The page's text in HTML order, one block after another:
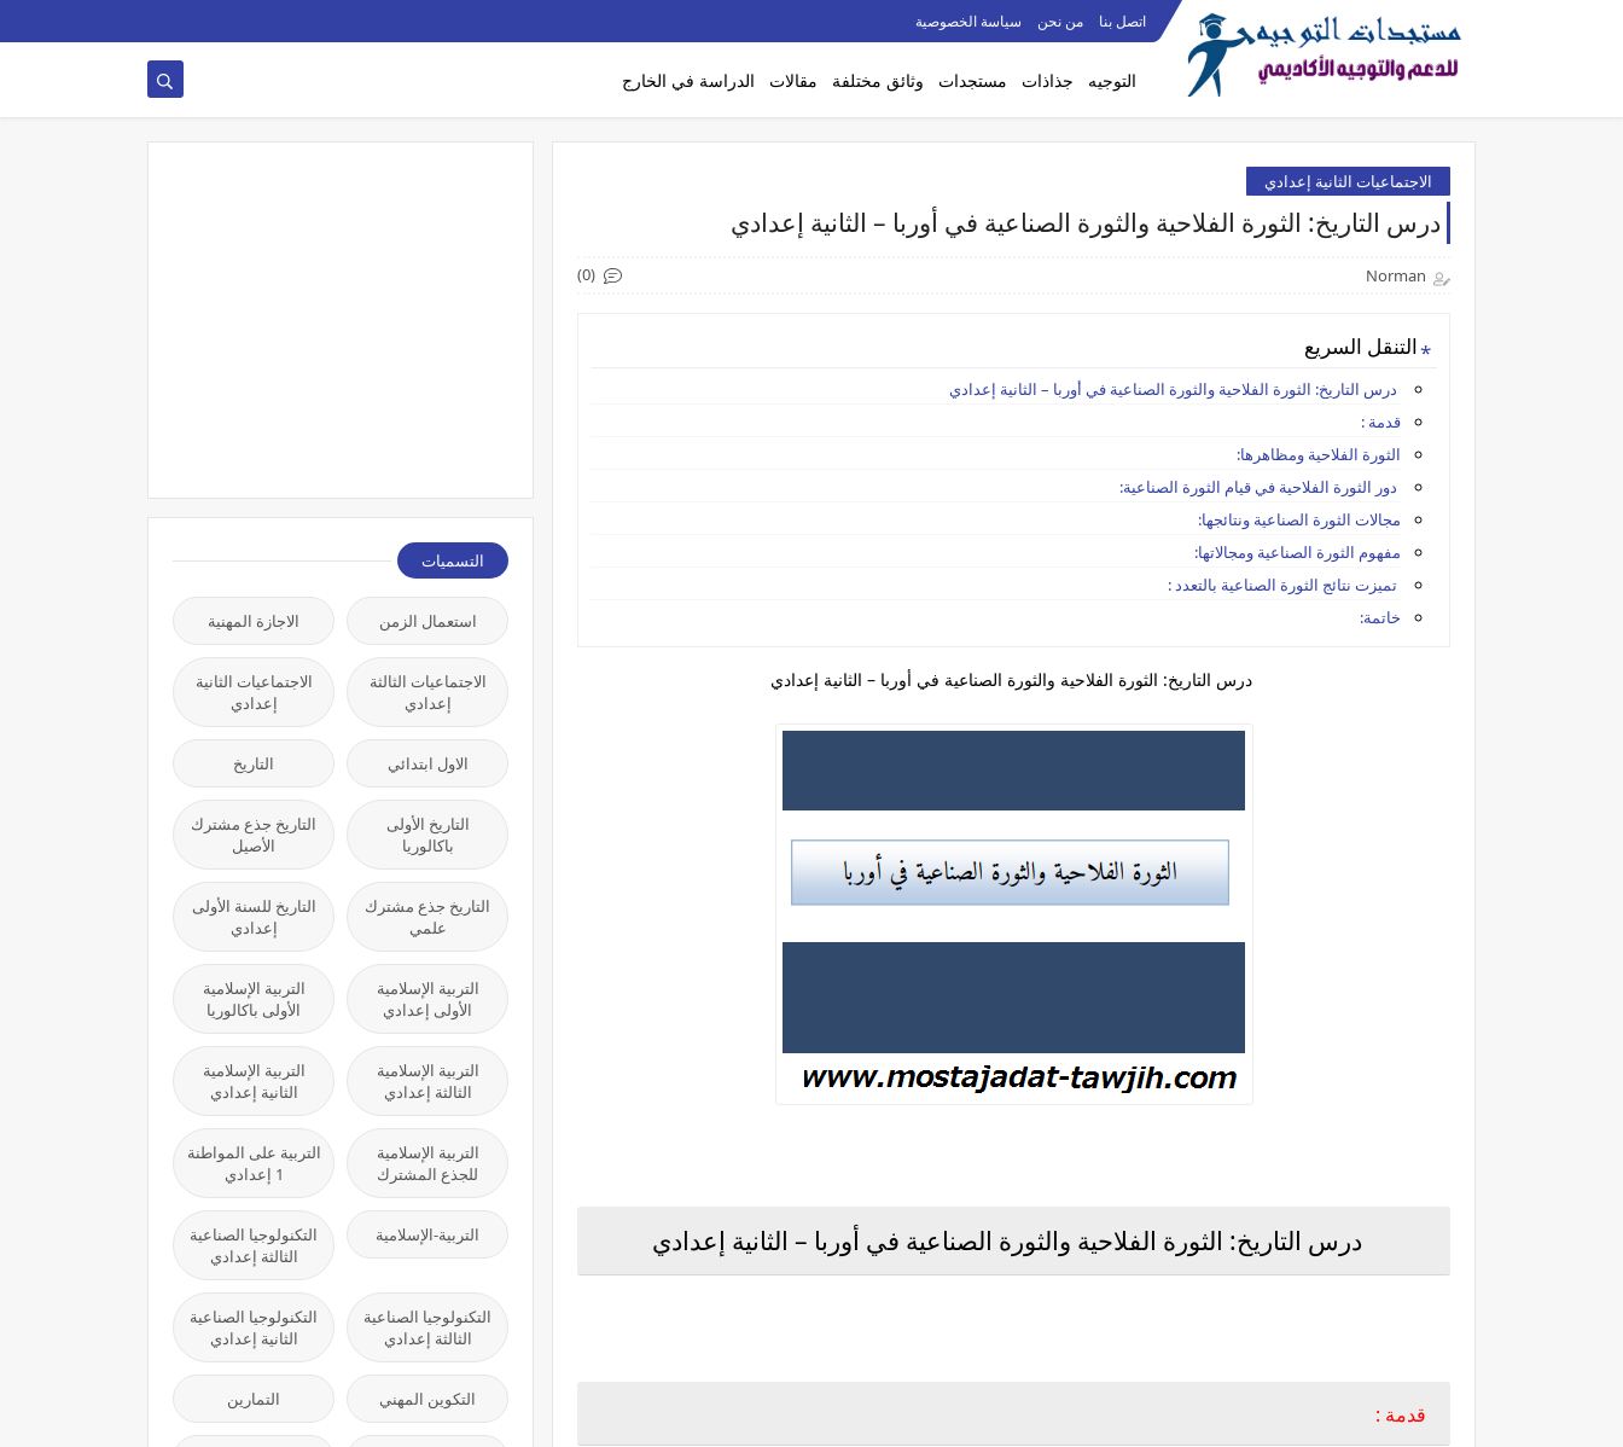
اتصل بنا من نحن سياسة الخصوصية
التوجيه جذاذات مستجدات وثائق مختلفة مقالات الدراسة في الخارج
الاجتماعيات الثانية إعدادي
درس التاريخ: الثورة الفلاحية والثورة الصناعية في أوربا – الثانية إعدادي
Norman
(0)
التنقل السريع
درس التاريخ: الثورة الفلاحية والثورة الصناعية في أوربا – الثانية إعدادي
قدمة :
الثورة الفلاحية ومظاهرها:
دور الثورة الفلاحية في قيام الثورة الصناعية:
مجالات الثورة الصناعية ونتائجها:
مفهوم الثورة الصناعية ومجالاتها:
تميزت نتائج الثورة الصناعية بالتعدد :
خاتمة:
درس التاريخ: الثورة الفلاحية والثورة الصناعية في أوربا – الثانية إعدادي
درس التاريخ: الثورة الفلاحية والثورة الصناعية في أوربا – الثانية إعدادي
قدمة :
التسميات
استعمال الزمن الاجازة المهنية
الاجتماعيات الثالثة
إعدادي
الاجتماعيات الثانية
إعدادي
الاول ابتدائي التاريخ
التاريخ الأولى
باكالوريا
التاريخ جذع مشترك
الأصيل
التاريخ جذع مشترك
علمي
التاريخ للسنة الأولى
إعدادي
التربية الإسلامية
الأولى إعدادي
التربية الإسلامية
الأولى باكالوريا
التربية الإسلامية
الثالثة إعدادي
التربية الإسلامية
الثانية إعدادي
التربية الإسلامية
للجذع المشترك
التربية على المواطنة
1 إعدادي
التربية-الإسلامية
التكنولوجيا الصناعية
الثالثة إعدادي
التكنولوجيا الصناعية
الثالثة إعدادي
التكنولوجيا الصناعية
الثانية إعدادي
التكوين المهني التمارين